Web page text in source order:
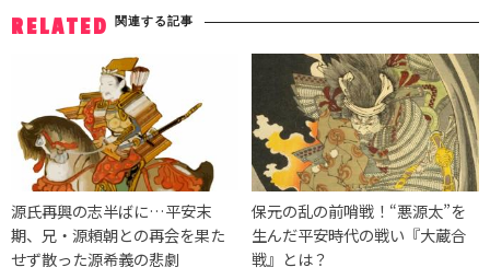
RELATED 関連する記事
源氏再興の志半ばに…平安末
期、兄・源頼朝との再会を果た
せず散った源希義の悲劇
保元の乱の前哨戦！“悪源太”を
生んだ平安時代の戦い『大蔵合
戦』とは？